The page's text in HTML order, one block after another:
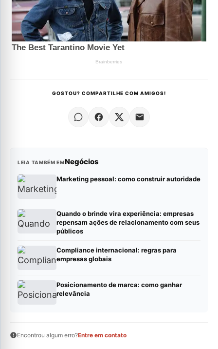
GOSTOU? COMPARTILHE COM AMIGOS!
LEIA TAMBÉM EMNegócios
Marketing pessoal: como construir autoridade
Quando o brinde vira experiência: empresas
repensam ações de relacionamento com seus
públicos
Compliance internacional: regras para
empresas globais
Posicionamento de marca: como ganhar
relevância
Encontrou algum erro?Entre em contato